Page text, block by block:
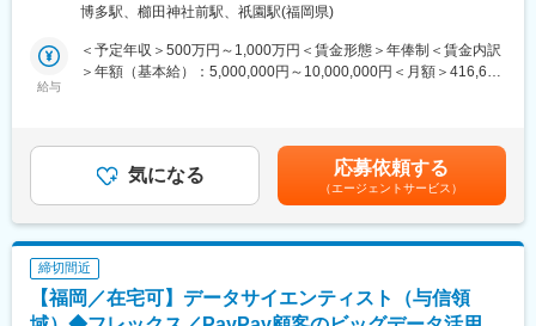
・誰しもが慣れない交通事故の状況下で、事故を解決に導き、保
・事故解決のプロフェッショナルとして活躍できるよう、入社か
らその後も、さまざまな力を身につけ、磨き、高め続けられる環
■ご参考：技術アジャスターについて／社員インタビュー等も載っ
ていますのでぜひご覧ください。
https://www.sompo-japan-saiyo.com/sompo-
sp/adjuster/img/adjuster.pdf
変更の範囲：会社の定める業務
において行動データの計測・分析のほか、SQL言語を使ったデー
タ抽出から考察、企画の対象者設計や運用を含めた業務を担当し
ています。
保守・運用、関連したデータ抽出・分析業務を担っていただきま
す。またエンジニアやデザイナー等の他部署と連携した計測環境
の整備・推進のほか、後進育成および手順書やルール等の運用整
■当ポジションの魅力：
・PayPayの冠の下で会員数・取扱高ともに業界平均以上の成長率
を持つPayPayカードのさらなる事業成長に寄与するために、デー
タを用いた分析によって顧客行動を可視化し次なる施策への示唆
（リモートワーク含む）
博多駅、櫛田神社前駅、祇園駅(福岡県)
給与
＜予定年収＞500万円～1,000万円＜賃金形態＞年俸制＜賃金内訳
＞年額（基本給）：5,000,000円～10,000,000円＜月額＞416,666
ンセンティブ）を支給（年1回）賃金はあくまでも目安の金額であ
り、選考を通じて上下する可能性があります。月給(月額)は固定手
当を含めた表記です。
気になる 応募依頼する
（エージェントサービス）
締切間近
【福岡／在宅可】データサイエンティスト（与信領